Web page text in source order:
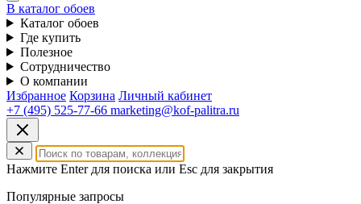
В каталог обоев
Каталог обоев
Где купить
Полезное
Сотрудничество
О компании
Избранное Корзина Личный кабинет
+7 (495) 525-77-66 marketing@kof-palitra.ru
Нажмите Enter для поиска или Esc для закрытия
Популярные запросы